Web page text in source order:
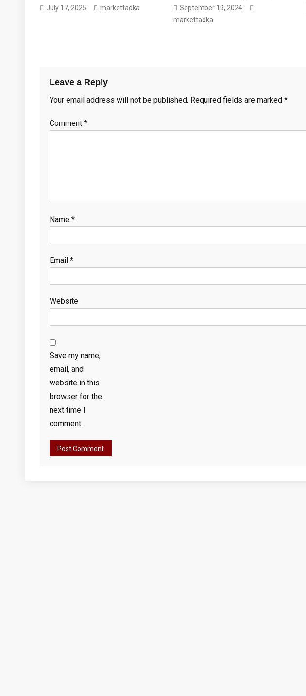
July 17, 2025 markettadka
September 19, 2024
markettadka
Leave a Reply
Your email address will not be published. Required fields are marked *
Comment *
Name *
Email *
Website
Save my name,
email, and
website in this
browser for the
next time I
comment.